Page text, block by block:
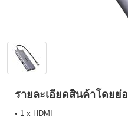
รายละเอียดสินค้าโดยย่อ
• 1 x HDMI